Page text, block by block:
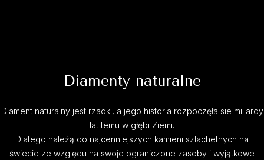
Diamenty naturalne
Diament naturalny jest rzadki, a jego historia rozpoczęła sie miliardy
lat temu w głębi Ziemi.
Dlatego należą do najcenniejszych kamieni szlachetnych na
świecie ze względu na swoje ograniczone zasoby i wyjątkowe